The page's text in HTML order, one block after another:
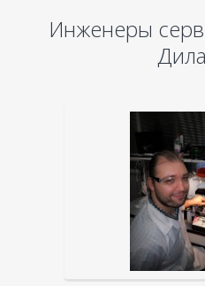
Инженеры